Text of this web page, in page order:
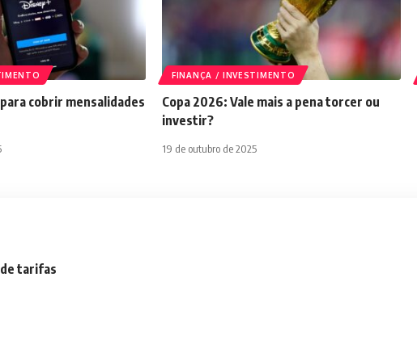
cobrir mensalidades
FINANÇA / INVESTIMENTO
Copa 2026: Vale mais a pena torcer ou
investir?
19 de outubro de 2025
tarifas